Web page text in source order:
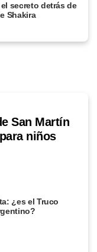
el secreto detrás de
Shakira
San Martín
niños
¿es el Truco